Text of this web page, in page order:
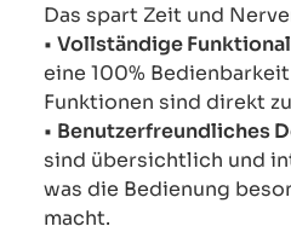
Das spart Zeit und
• Vollständige
eine 100%
Funktionen sind direkt
• Benutzerfreundliches
sind übersichtlich und
was die Bedienung
macht.